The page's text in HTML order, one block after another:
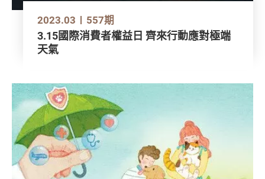
2023.03 557期
3.15國際消費者權益日 齊來行動應對極端
天氣